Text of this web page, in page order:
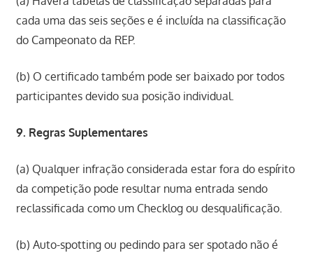
cada uma das seis seções e é incluída na classificação
do Campeonato da REP.
(b) O certificado também pode ser baixado por todos
participantes devido sua posição individual.
9. Regras Suplementares
(a) Qualquer infração considerada estar fora do espírito
da competição pode resultar numa entrada sendo
reclassificada como um Checklog ou desqualificação.
(b) Auto-spotting ou pedindo para ser spotado não é